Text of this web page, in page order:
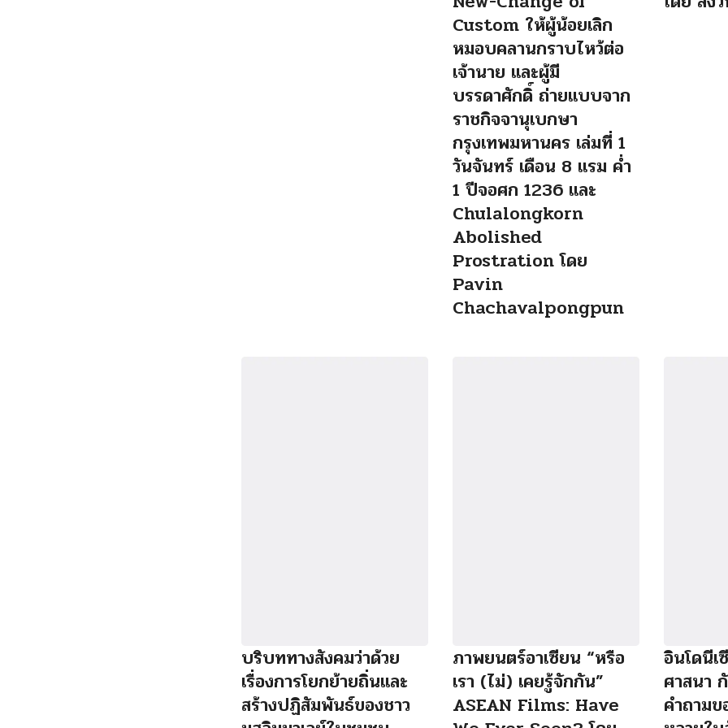
Custom ให้ผู้น้อยเลิก
หมอบคลานกราบไหว้ต่อ
เจ้านาย และผู้มี
บรรดาศักดิ์ ถ่ายแบบจาก
ราชกิจจานุเบกษา
กรุงเทพมหานคร เล่มที่ 1
วันจันทร์ เดือน 8 แรม ค่ำ
1 ปีจอศก 1236 และ
Chulalongkorn
Abolished
Prostration โดย
Pavin
Chachavalpongpun
บริบททางสังคมว่าด้วย
เรื่องการโยกย้ายถิ่นและ
สร้างปฏิสัมพันธ์ของชาว
ภาพยนตร์อาเซียน “หรือ
เรา (ไม่) เคยรู้จักกัน”
ASEAN Films: Have
อินโดนี
ศาสนา
คำถาม